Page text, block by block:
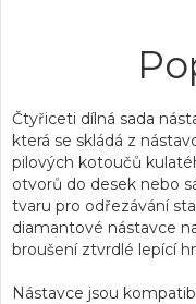
Čtyřiceti dílná sada
která se skládá z
pilových kotoučů
otvorů do desek nebo
tvaru pro odřezávání
diamantové nástavce
broušení ztvrdlé lepící
Nástavce jsou